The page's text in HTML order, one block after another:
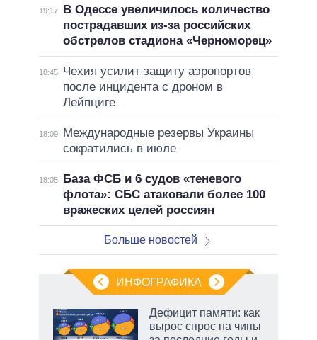
19:17
В Одессе увеличилось количество
пострадавших из-за российских
обстрелов стадиона «Черноморец»
18:45
Чехия усилит защиту аэропортов
после инцидента с дроном в
Лейпциге
18:09
Международные резервы Украины
сократились в июле
18:05
База ФСБ и 6 судов «теневого
флота»: СБС атаковали более 100
вражеских целей россиян
Больше новостей
ИНФОГРАФИКА
Дефицит памяти: как
вырос спрос на чипы